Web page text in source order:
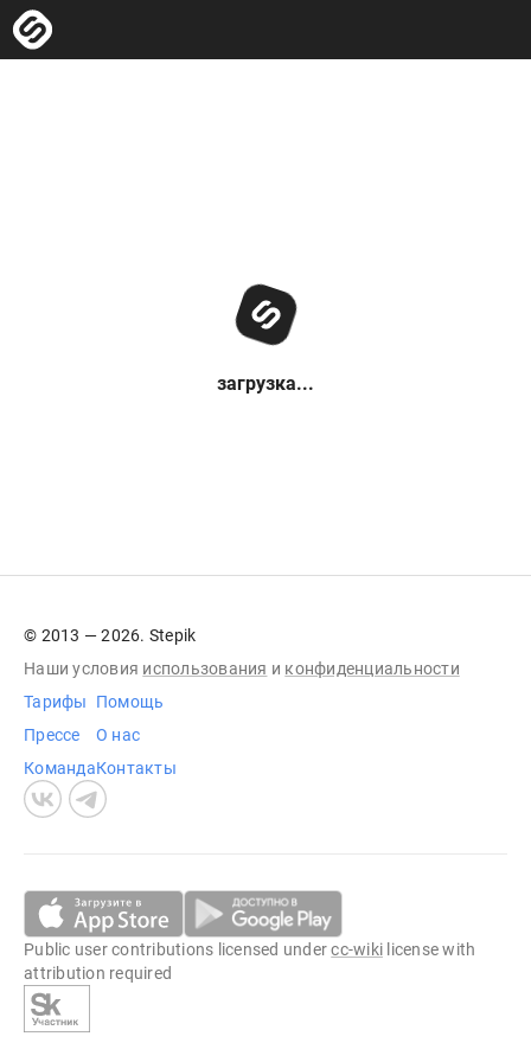
загрузка...
© 2013 — 2026. Stepik
Наши условия использования и конфиденциальности
Тарифы
Прессе
Команда
Помощь
О нас
Контакты
Public user contributions licensed undercc-wiki license with
attribution required